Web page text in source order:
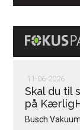
11-06-2026
Skal du til
på
Busch